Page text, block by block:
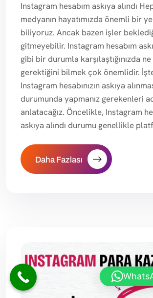
Instagram hesabım askıya alındı
medyanın hayatımızda önemli bir
biliyoruz. Ancak bazen işler
gitmeyebilir. Instagram hesabım
gibi bir durumla karşılaştığınızda
gerektiğini bilmek çok önemlidir.
Instagram hesabınızın askıya
durumunda yapmanız gerekenleri
anlatacağız. Öncelikle, Instagram
askıya alındı durumu genellikle
Daha Fazlası